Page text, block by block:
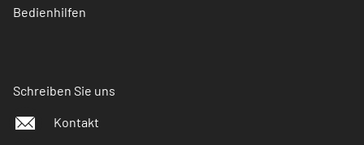
Bedienhilfen
Schreiben Sie uns
Kontakt